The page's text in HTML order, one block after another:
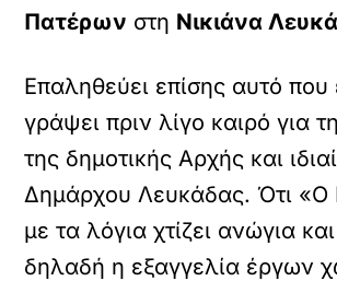
Πατέρων στη Νικιάνα
Επαληθεύει επίσης αυτό που
γράψει πριν λίγο καιρό για
της δημοτικής Αρχής και
Δημάρχου Λευκάδας. Ότι
με τα λόγια χτίζει ανώγια
δηλαδή η εξαγγελία έργων